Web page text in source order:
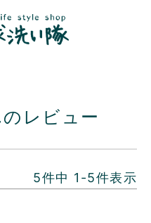
レビュー
5件中 1 -5件表示